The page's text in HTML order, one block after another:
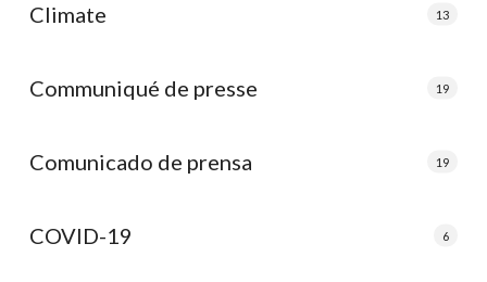
Climate 13
Communiqué de presse 19
Comunicado de prensa 19
COVID-19 6